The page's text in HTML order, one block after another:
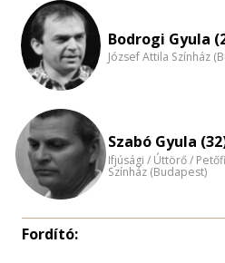
Bodrogi Gyula
József Attila Színház
Szabó Gyula
Ifjúsági / Úttörő /
Színház (Budapest)
Fordító: